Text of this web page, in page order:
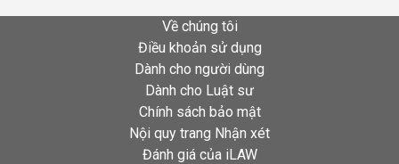
Về chúng tôi
Điều khoản sử dụng
Dành cho người dùng
Dành cho Luật sư
Chính sách bảo mật
Nội quy trang Nhận xét
Đánh giá của iLAW